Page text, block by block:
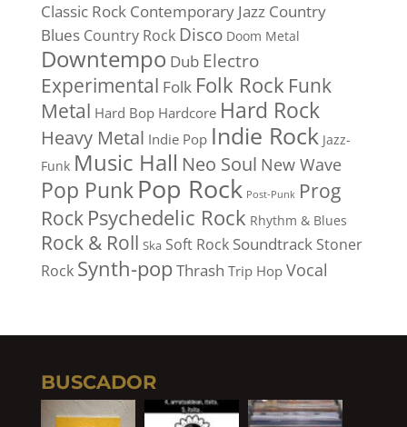
Classic Rock Contemporary Jazz Country
Blues Country Rock Disco Doom Metal
Downtempo Dub Electro
Experimental Folk Folk Rock Funk
Metal Hard Bop Hardcore Hard Rock
Heavy Metal Indie Pop Indie Rock Jazz-
Funk Music Hall Neo Soul New Wave
Pop PunkPop Rock Post-Punk Prog
Rock Psychedelic Rock Rhythm & Blues
Rock & Roll Ska Soft Rock Soundtrack Stoner
Rock Synth-popThrash Trip Hop Vocal
BUSCADOR